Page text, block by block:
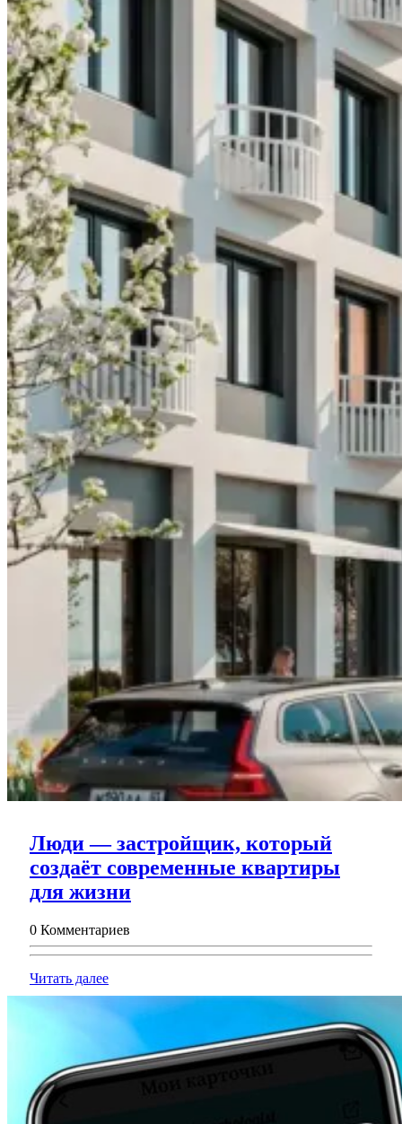
Люди — застройщик, который
создаёт современные квартиры
для жизниЛюди
который
современные
квартиры
для
0 Комментариев
Читать далееЧитать
далее